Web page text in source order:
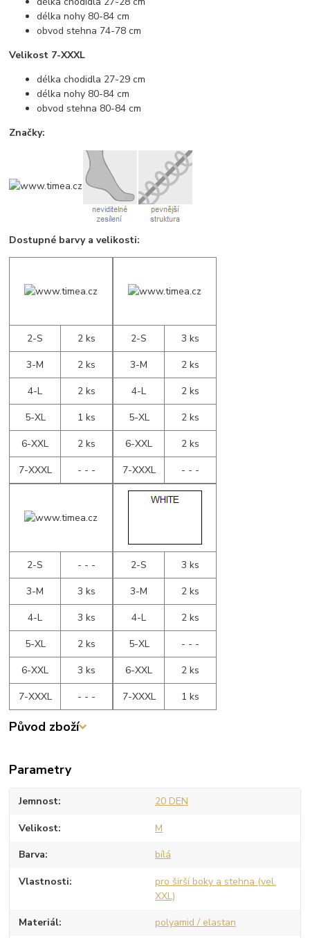
délka nohy 80-84 cm
obvod stehna 74-78 cm
Velikost 7-XXXL
délka chodidla 27-29 cm
délka nohy 80-84 cm
obvod stehna 80-84 cm
Značky:
Dostupné barvy a velikosti:
2-S
2 ks
3-M
2 ks
4-L
2 ks
5-XL
1 ks
6-XXL
2 ks
7-XXXL
- - -
2-S
3 ks
3-M
2 ks
4-L
2 ks
5-XL
2 ks
6-XXL
2 ks
7-XXXL
- - -
2-S
- - -
3-M
3 ks
4-L
3 ks
5-XL
2 ks
6-XXL
3 ks
7-XXXL
- - -
2-S
3 ks
3-M
2 ks
4-L
2 ks
5-XL
- - -
6-XXL
2 ks
7-XXXL
1 ks
Původ zboží
Parametry
Jemnost 20 DEN
Velikost M
Barva bílá
Vlastnosti
pro širší boky a stehna (vel.
XXL)
Materiál polyamid / elastan